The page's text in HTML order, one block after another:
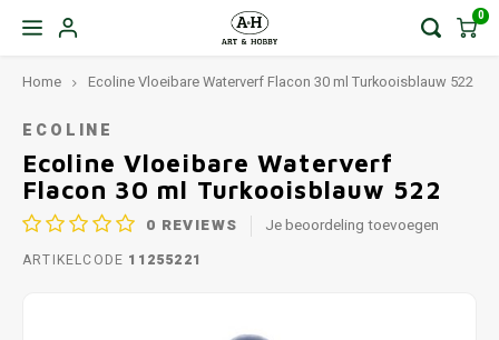
0
Home Ecoline Vloeibare Waterverf Flacon 30 ml Turkooisblauw 522
ECOLINE
Ecoline Vloeibare Waterverf
Flacon 30 ml Turkooisblauw 522
0 REVIEWS Je beoordeling toevoegen
ARTIKELCODE 11255221